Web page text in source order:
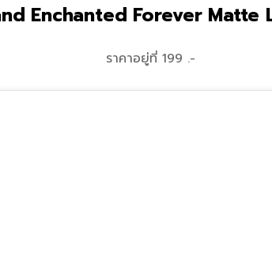
Enchanted Forever Matte
ราคาอยู่ที่ 199 .-